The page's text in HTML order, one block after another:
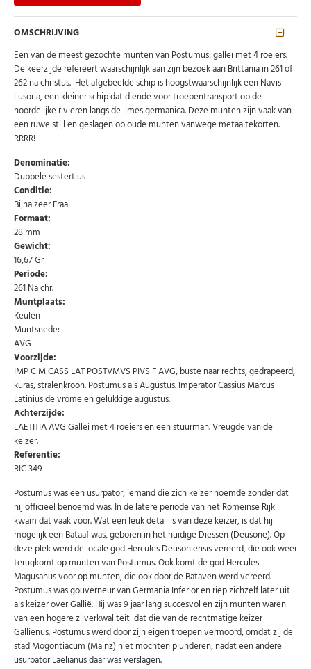
Uw
email
OMSCHRIJVING
Een van de meest gezochte munten van Postumus: gallei met 4 roeiers.
De keerzijde refereert waarschijnlijk aan zijn bezoek aan Brittania in 261 of
262 na christus. Het afgebeelde schip is hoogstwaarschijnlijk een Navis
Lusoria, een kleiner schip dat diende voor troepentransport op de
noordelijke rivieren langs de limes germanica. Deze munten zijn vaak van
een ruwe stijl en geslagen op oude munten vanwege metaaltekorten.
RRRR!
Denominatie:
Dubbele sestertius
Conditie:
Bijna zeer Fraai
Formaat:
28 mm
Gewicht:
16,67 Gr
Periode:
261 Na chr.
Muntplaats:
Keulen
Muntsnede:
AVG
Voorzijde:
IMP C M CASS LAT POSTVMVS PIVS F AVG, buste naar rechts, gedrapeerd,
kuras, stralenkroon. Postumus als Augustus. Imperator Cassius Marcus
Latinius de vrome en gelukkige augustus.
Achterzijde:
LAETITIA AVG Gallei met 4 roeiers en een stuurman. Vreugde van de
keizer.
Referentie:
RIC 349
Postumus was een usurpator, iemand die zich keizer noemde zonder dat
hij officieel benoemd was. In de latere periode van het Romeinse Rijk
kwam dat vaak voor. Wat een leuk detail is van deze keizer, is dat hij
mogelijk een Bataaf was, geboren in het huidige Diessen (Deusone). Op
deze plek werd de locale god Hercules Deusoniensis vereerd, die ook weer
terugkomt op munten van Postumus. Ook komt de god Hercules
Magusanus voor op munten, die ook door de Bataven werd vereerd.
Postumus was gouverneur van Germania Inferior en riep zichzelf later uit
als keizer over Gallië. Hij was 9 jaar lang succesvol en zijn munten waren
van een hogere zilverkwaliteit dat die van de rechtmatige keizer
Gallienus. Postumus werd door zijn eigen troepen vermoord, omdat zij de
stad Mogontiacum (Mainz) niet mochten plunderen, nadat een andere
usurpator Laelianus daar was verslagen.